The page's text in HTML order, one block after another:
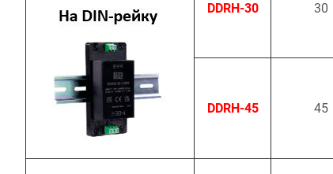
DDRH-30
30
DDRH-45 45